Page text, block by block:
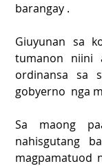
barangay .
Giuyunan sa
tumanon niini
ordinansa sa
gobyerno  nga
Sa maong
nahisgutang
magpamatuod